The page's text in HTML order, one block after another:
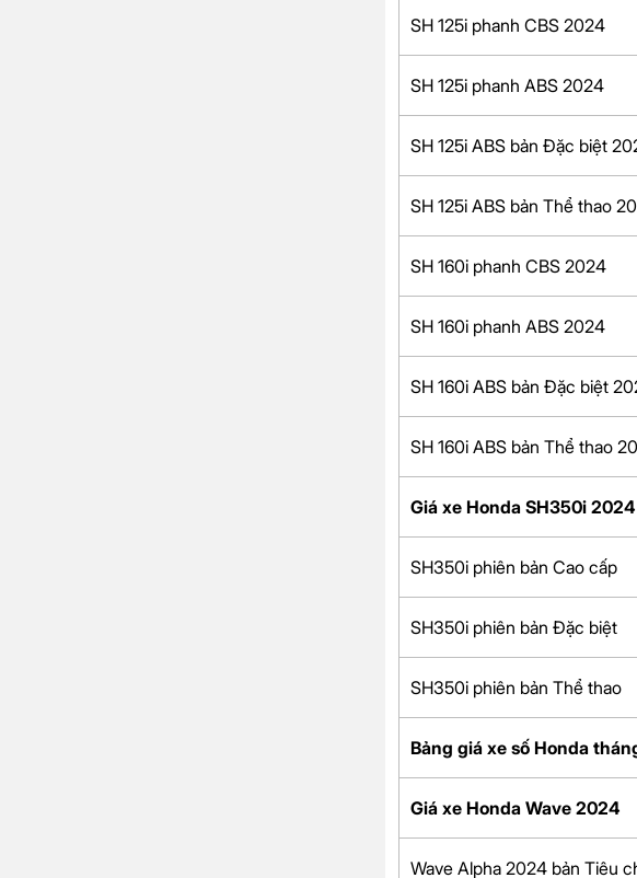
SH 125i phanh CBS 2024
SH 125i phanh ABS 2024
SH 125i ABS bản Đặc biệt
SH 125i ABS bản Thể thao
SH 160i phanh CBS 2024
SH 160i phanh ABS 2024
SH 160i ABS bản Đặc biệt
SH 160i ABS bản Thể thao
Giá xe Honda SH350i 2024
SH350i phiên bản Cao cấp
SH350i phiên bản Đặc biệt
SH350i phiên bản Thể thao
Bảng giá xe số Honda
Giá xe Honda Wave 2024
Wave Alpha 2024 bản Tiêu